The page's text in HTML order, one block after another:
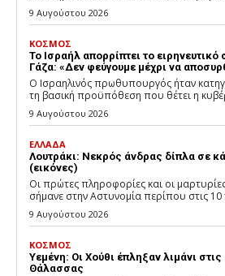
9 Αυγούστου 2026
ΚΟΣΜΟΣ
Το Ισραήλ απορρίπτει το ειρηνευτικό
Γάζα: «Δεν φεύγουμε μέχρι να
Ο Ισραηλινός πρωθυπουργός ήταν
τη βασική προϋπόθεση που θέτει η
9 Αυγούστου 2026
ΕΛΛΑΔΑ
Λουτράκι: Νεκρός άνδρας δίπλα σε
(εικόνες)
Οι πρώτες πληροφορίες και οι
σήμανε στην Αστυνομία περίπου στις 10
9 Αυγούστου 2026
ΚΟΣΜΟΣ
Υεμένη: Οι Χούθι έπληξαν λιμάνι
Θάλασσας